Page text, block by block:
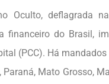
Oculto, deflagrada
financeiro do Brasil,
(PCC). Há
Mato Grosso,